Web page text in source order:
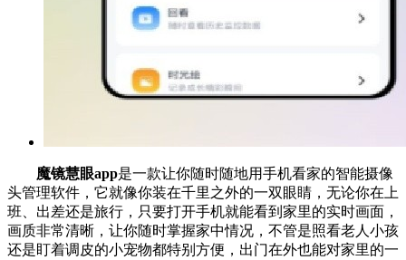
魔镜慧眼app是一款让你随时随地用手机看家的智能摄像
头管理软件，它就像你装在千里之外的一双眼睛，无论你在上
班、出差还是旅行，只要打开手机就能看到家里的实时画面，
画质非常清晰，让你随时掌握家中情况，不管是照看老人小孩
还是盯着调皮的小宠物都特别方便，出门在外也能对家里的一